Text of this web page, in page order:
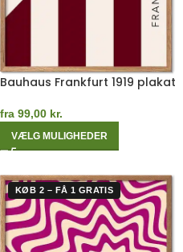
Bauhaus Frankfurt 1919 plakat
fra 99,00 kr.
VÆLG MULIGHEDER
KØB 2 – FÅ 1 GRATIS